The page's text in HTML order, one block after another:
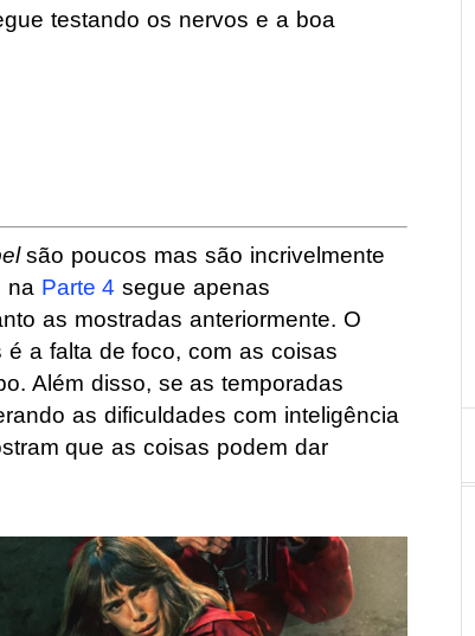
testando os nervos e a boa
são poucos mas são incrivelmente
na Parte 4 segue apenas
as mostradas anteriormente. O
a falta de foco, com as coisas
Além disso, se as temporadas
as dificuldades com inteligência
que as coisas podem dar